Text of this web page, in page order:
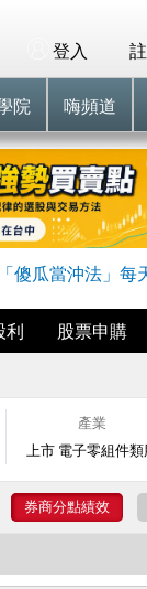
登入
院 嗨頻道
「傻瓜當沖法」每
利 股票申購
產業
上市 電子零組件
券商分點績效